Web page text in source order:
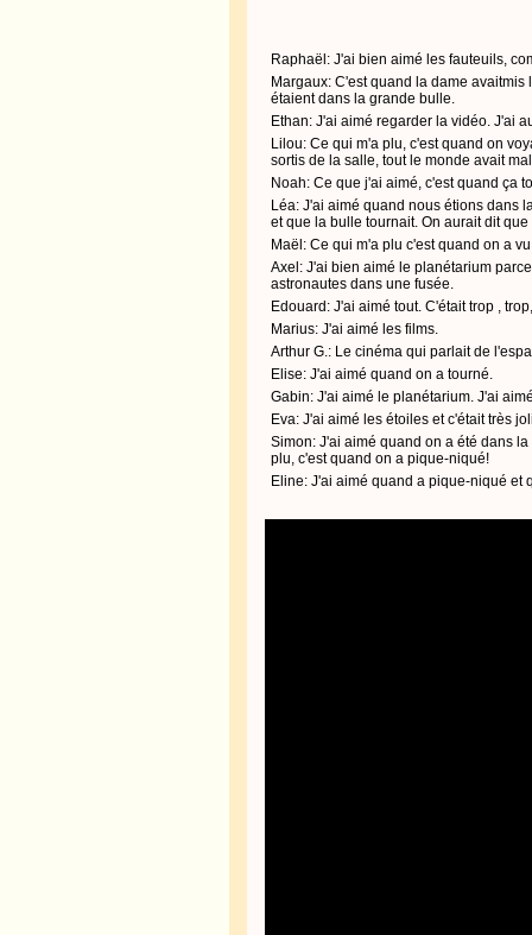
Raphaël: J'ai bien aimé les fauteuils,
Margaux: C'est quand la dame
étaient dans la grande bulle.
Ethan: J'ai aimé regarder la vidéo. J'ai
Lilou: Ce qui m'a plu, c'est quand on
sortis de la salle, tout le monde avait
Noah: Ce que j'ai aimé, c'est quand ça
Léa: J'ai aimé quand nous étions dans
et que la bulle tournait. On aurait dit
Maël: Ce qui m'a plu c'est quand on a
Axel: J'ai bien aimé le planétarium
astronautes dans une fusée.
Edouard: J'ai aimé tout. C'était trop ,
Marius: J'ai aimé les films.
Arthur G.: Le cinéma qui parlait de
Elise: J'ai aimé quand on a tourné.
Gabin: J'ai aimé le planétarium. J'ai
Eva: J'ai aimé les étoiles et c'était très
Simon: J'ai aimé quand on a été dans
plu, c'est quand on a pique-niqué!
Eline: J'ai aimé quand a pique-niqué et